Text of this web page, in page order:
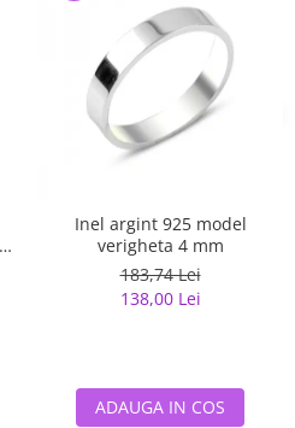
Inel argint 925 model
verigheta 4 mm
183,74 Lei
138,00 Lei
ADAUGA IN COS